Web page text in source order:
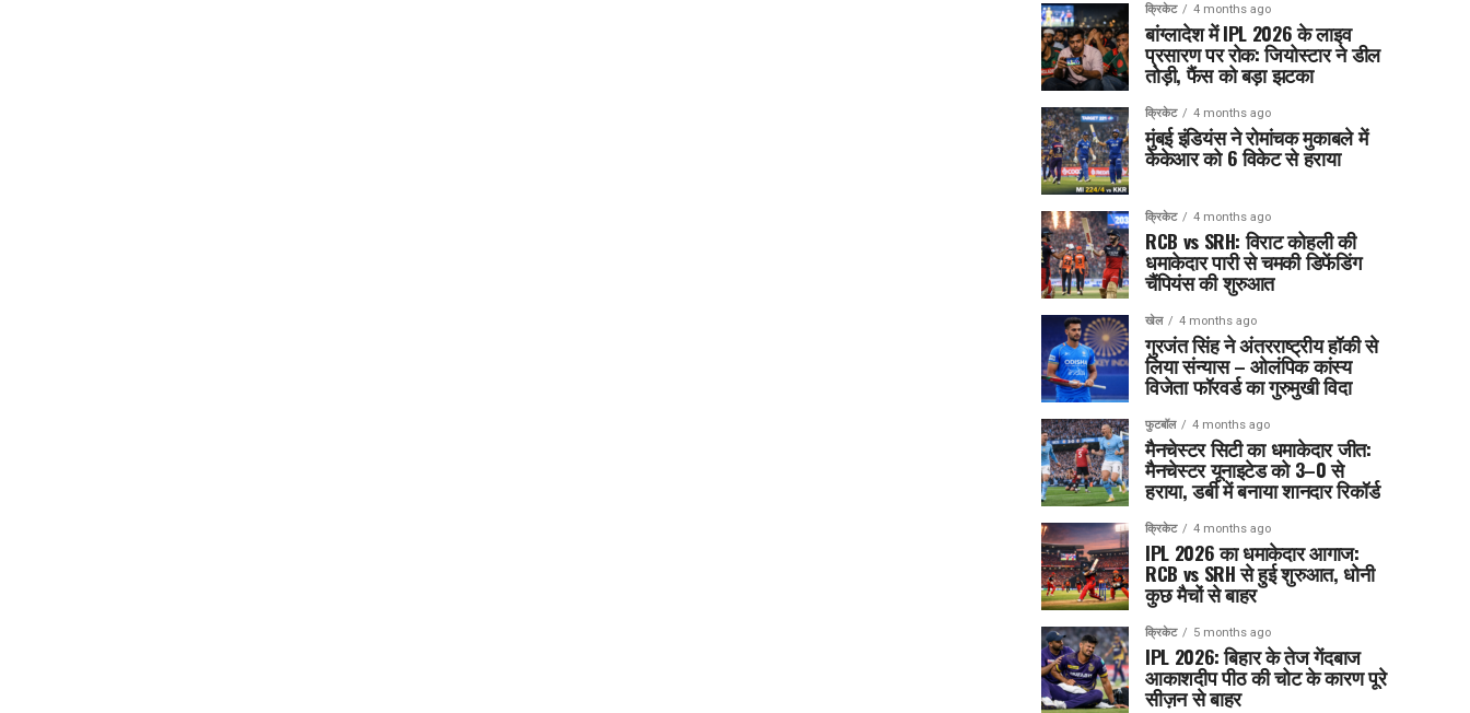
क्रिकेट 4 months ago
बांग्लादेश में IPL 2026 के लाइव
प्रसारण पर रोक: जियोस्टार ने डील
तोड़ी, फैंस को बड़ा झटका
क्रिकेट 4 months ago
मुंबई इंडियंस ने रोमांचक मुकाबले में
केकेआर को 6 विकेट से हराया
क्रिकेट 4 months ago
RCB vs SRH: विराट कोहली की
धमाकेदार पारी से चमकी डिफेंडिंग
चैंपियंस की शुरुआत
खेल 4 months ago
गुरजंत सिंह ने अंतरराष्ट्रीय हॉकी से
लिया संन्यास – ओलंपिक कांस्य
विजेता फॉरवर्ड का गुरुमुखी विदा
फुटबॉल 4 months ago
मैनचेस्टर सिटी का धमाकेदार जीत:
मैनचेस्टर यूनाइटेड को 3–0 से
हराया, डर्बी में बनाया शानदार रिकॉर्ड
क्रिकेट 4 months ago
IPL 2026 का धमाकेदार आगाज:
RCB vs SRH से हुई शुरुआत, धोनी
कुछ मैचों से बाहर
क्रिकेट 5 months ago
IPL 2026: बिहार के तेज गेंदबाज
आकाशदीप पीठ की चोट के कारण पूरे
सीज़न से बाहर